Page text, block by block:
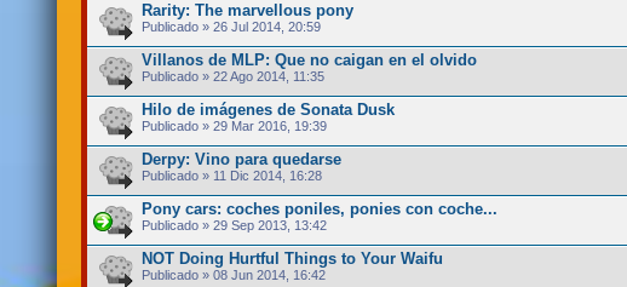
Rarity: The marvellous pony
Publicado » 26 Jul 2014, 20:59
Villanos de MLP: Que no caigan en el olvido
Publicado » 22 Ago 2014, 11:35
Hilo de imágenes de Sonata Dusk
Publicado » 29 Mar 2016, 19:39
Derpy: Vino para quedarse
Publicado » 11 Dic 2014, 16:28
Pony cars: coches poniles, ponies con coche...
Publicado » 29 Sep 2013, 13:42
NOT Doing Hurtful Things to Your Waifu
Publicado » 08 Jun 2014, 16:42